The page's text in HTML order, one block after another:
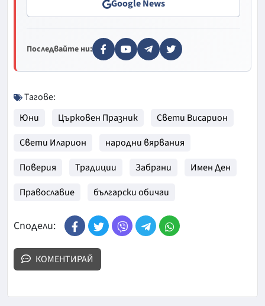
Google News
Последвайте ни:
Тагове:
Юни
Църковен Празник
Свети Висарион
Свети Иларион
народни вярвания
Поверия
Традиции Забрани
Имен Ден
Православие
български обичаи
Сподели:
КОМЕНТИРАЙ